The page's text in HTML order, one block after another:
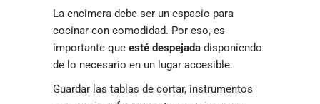
La encimera debe ser un espacio para
cocinar con comodidad. Por eso, es
importante que esté despejada disponiendo
de lo necesario en un lugar accesible.
Guardar las tablas de cortar, instrumentos